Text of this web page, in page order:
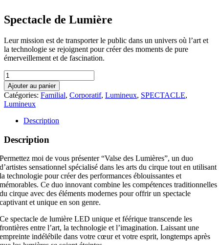
Spectacle de Lumière
Leur mission est de transporter le public dans un univers où l’art et
la technologie se rejoignent pour créer des moments de pure
émerveillement et de fascination.
quantité
de
Spectacle
de
Lumière
Ajouter au panier
Catégories: Familial, Corporatif, Lumineux, SPECTACLE,
Lumineux
Description
Description
Permettez moi de vous présenter “Valse des Lumières”, un duo
d’artistes sensationnel spécialisé dans les arts du cirque tout en utilisant
la technologie pour créer des performances éblouissantes et
mémorables. Ce duo innovant combine les compétences traditionnelles
du cirque avec des éléments modernes pour offrir un spectacle
captivant et unique en son genre.
Ce spectacle de lumière LED unique et féérique transcende les
frontières entre l’art, la technologie et l’imagination. Laissant une
empreinte indélébile dans votre cœur et votre esprit, longtemps après